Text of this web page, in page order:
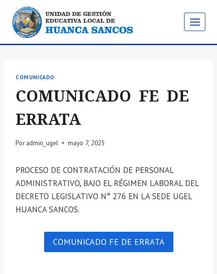
Saltar
contenido
COMUNICADO
COMUNICADO FE DE
ERRATA
Por admin_ugel mayo 7, 2025
PROCESO DE CONTRATACIÓN DE PERSONAL
ADMINISTRATIVO, BAJO EL RÉGIMEN LABORAL DEL
DECRETO LEGISLATIVO N° 276 EN LA SEDE UGEL
HUANCA SANCOS.
COMUNICADO FE DE ERRATA